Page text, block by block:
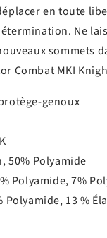
en toute
Ne
sommets
Combat MKI
genoux
50% Polyamide
Polyamide, 7%
Polyamide, 13 %